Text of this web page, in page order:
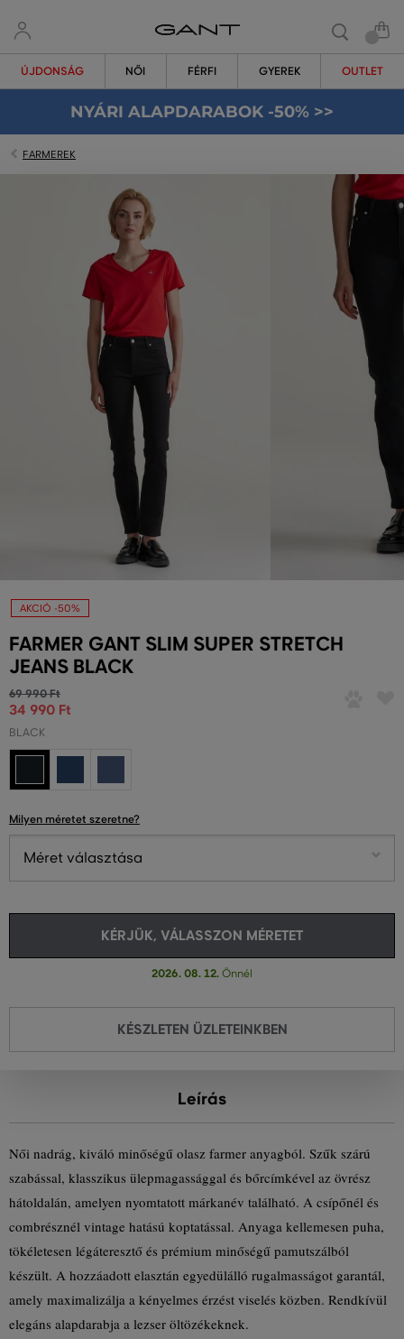
ÚJDONSÁG NŐI FÉRFI GYEREK OUTLET
NYÁRI ALAPDARABOK -50% >>
FARMEREK
AKCIÓ -50%
FARMER GANT SLIM SUPER STRETCH
JEANS BLACK
69 990 Ft
34 990 Ft
BLACK
Milyen méretet szeretne?
Méret választása
KÉRJÜK, VÁLASSZON MÉRETET
2026. 08. 12. Önnél
KÉSZLETEN ÜZLETEINKBEN
Leírás
Női nadrág, kiváló minőségű olasz farmer anyagból. Szűk szárú
szabással, klasszikus ülepmagassággal és bőrcímkével az övrész
hátoldalán, amelyen nyomtatott márkanév található. A csípőnél és
combrésznél vintage hatású koptatással. Anyaga kellemesen puha,
tökéletesen légáteresztő és prémium minőségű pamutszálból
készült. A hozzáadott elasztán egyedülálló rugalmasságot garantál,
amely maximalizálja a kényelmes érzést viselés közben. Rendkívül
elegáns alapdarabja a lezser öltözékeknek.